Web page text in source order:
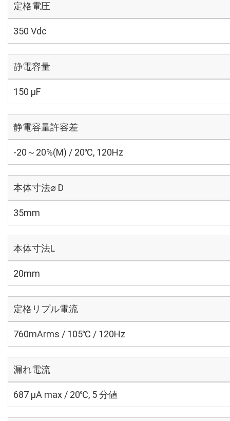
定格電圧
350 Vdc
静電容量
150 µF
静電容量許容差
-20～20%(M) / 20℃, 120Hz
本体寸法⌀ D
35mm
本体寸法L
20mm
定格リプル電流
760mArms / 105℃ / 120Hz
漏れ電流
687 μA max / 20℃, 5 分値